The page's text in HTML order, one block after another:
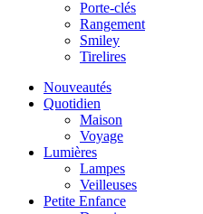
Porte-clés
Rangement
Smiley
Tirelires
Nouveautés
Quotidien
Maison
Voyage
Lumières
Lampes
Veilleuses
Petite Enfance